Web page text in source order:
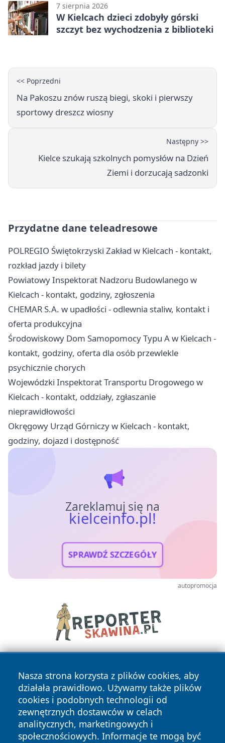
7 sierpnia 2026
W Kielcach dzieci zdobyły górski
szczyt bez wychodzenia z biblioteki
<< Poprzedni
Na Pakoszu znów ruszą biegi, skoki i pierwszy
sportowy dreszcz wiosny
Następny >>
Kielce szukają szkolnych pomysłów na Dzień
Ziemi i dorzucają sadzonki
Przydatne dane teleadresowe
POLREGIO Świętokrzyski Zakład w Kielcach - kontakt,
rozkład jazdy i bilety
Powiatowy Inspektorat Nadzoru Budowlanego w
Kielcach - kontakt, godziny, zgłoszenia
CHEMAR S.A. w upadłości - odlewnia staliw, kontakt i
oferta produkcyjna
Środowiskowy Dom Samopomocy Typu A w Kielcach -
kontakt, godziny, oferta dla osób przewlekle
psychicznie chorych
Wojewódzki Inspektorat Transportu Drogowego w
Kielcach - kontakt, oddziały, zgłaszanie
nieprawidłowości
Okręgowy Urząd Górniczy w Kielcach - kontakt,
godziny, dojazd i dostępność
Zareklamuj się na
kielceinfo.pl!
SPRAWDŹ SZCZEGÓŁY
autopromocja
Nasza strona korzysta z plików cookies, aby
działała prawidłowo. Używamy także plików
cookies i podobnych technologii od
zewnętrznych dostawców w celach
analitycznych, marketingowych i
społecznościowych. Informacje te mogą być
Copyright © 2026 kielceinfo.pl Wszystkie prawa zastrzeżone.